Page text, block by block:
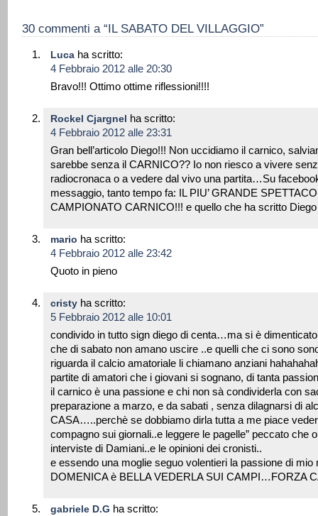
30 commenti a “IL SABATO DEL VILLAGGIO”
Luca ha scritto:
4 Febbraio 2012 alle 20:30
Bravo!!! Ottimo ottime riflessioni!!!!
Rockel Cjargnel ha scritto:
4 Febbraio 2012 alle 23:31
Gran bell’articolo Diego!!! Non uccidiamo il carnico,
sarebbe senza il CARNICO?? Io non riesco a vivere
radiocronaca o a vedere dal vivo una partita…Su
messaggio, tanto tempo fa: IL PIU’ GRANDE
CAMPIONATO CARNICO!!! e quello che ha scritto
mario ha scritto:
4 Febbraio 2012 alle 23:42
Quoto in pieno
cristy ha scritto:
5 Febbraio 2012 alle 10:01
condivido in tutto sign diego di centa…ma si è
che di sabato non amano uscire ..e quelli che ci sono
riguarda il calcio amatoriale li chiamano anziani
partite di amatori che i giovani si sognano, di tanta
il carnico è una passione e chi non sà condividerla con
preparazione a marzo, e da sabati , senza dilagnarsi di
CASA…..perchè se dobbiamo dirla tutta a me piace
compagno sui giornali..e leggere le pagelle” peccato che
interviste di Damiani..e le opinioni dei cronisti..
e essendo una moglie seguo volentieri la passione di
DOMENICA è BELLA VEDERLA SUI CAMPI…FORZA
gabriele D.G ha scritto: